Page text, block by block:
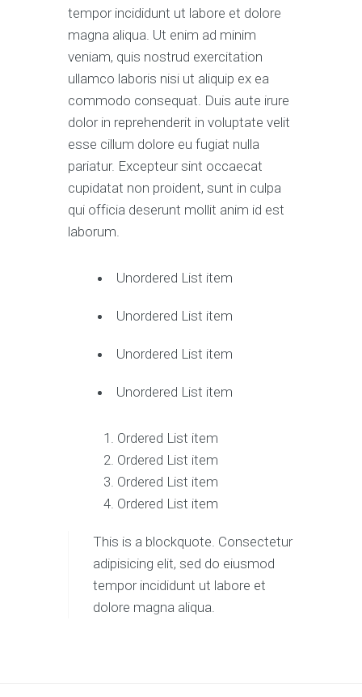
tempor incididunt ut labore et dolore
magna aliqua. Ut enim ad minim
veniam, quis nostrud exercitation
ullamco laboris nisi ut aliquip ex ea
commodo consequat. Duis aute irure
dolor in reprehenderit in voluptate velit
esse cillum dolore eu fugiat nulla
pariatur. Excepteur sint occaecat
cupidatat non proident, sunt in culpa
qui officia deserunt mollit anim id est
laborum.
Unordered List item
Unordered List item
Unordered List item
Unordered List item
Ordered List item
Ordered List item
Ordered List item
Ordered List item
This is a blockquote. Consectetur
adipisicing elit, sed do eiusmod
tempor incididunt ut labore et
dolore magna aliqua.